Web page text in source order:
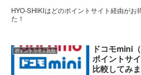
HYO-SHIKIはどのポイントサイト経由がお
た！
ポイントサイト比較
ドコモmini
ポイントサ
比較してみ